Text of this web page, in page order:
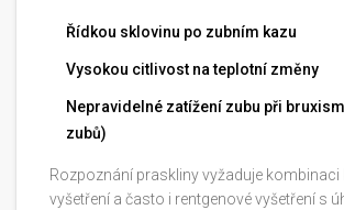
Řídkou sklovinu po zubním kazu
Vysokou citlivost na teplotní změny
Nepravidelné zatížení zubu při
zubů)
Rozpoznání praskliny vyžaduje kombinaci
vyšetření a často i rentgenové vyšetření s